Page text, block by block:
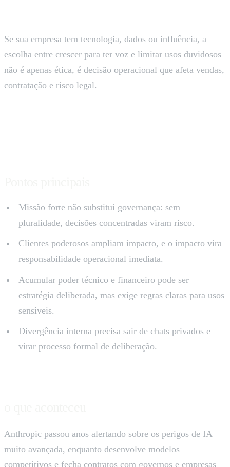
Se sua empresa tem tecnologia, dados ou influência, a
escolha entre crescer para ter voz e limitar usos duvidosos
não é apenas ética, é decisão operacional que afeta vendas,
contratação e risco legal.
Missão forte não substitui governança: sem
pluralidade, decisões concentradas viram risco.
Clientes poderosos ampliam impacto, e o impacto vira
responsabilidade operacional imediata.
Acumular poder técnico e financeiro pode ser
estratégia deliberada, mas exige regras claras para usos
sensíveis.
Divergência interna precisa sair de chats privados e
virar processo formal de deliberação.
Anthropic passou anos alertando sobre os perigos de IA
muito avançada, enquanto desenvolve modelos
competitivos e fecha contratos com governos e empresas